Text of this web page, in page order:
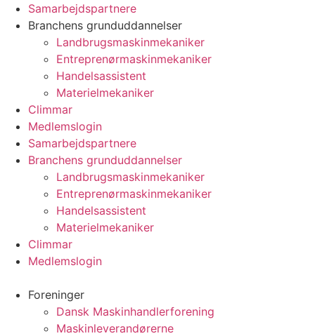
VidereSamarbejdspartnere
Branchens grunduddannelser
Landbrugsmaskinmekaniker
Entreprenørmaskinmekaniker
Handelsassistent
Materielmekaniker
Climmar
Medlemslogin
Samarbejdspartnere
Branchens grunduddannelser
Landbrugsmaskinmekaniker
Entreprenørmaskinmekaniker
Handelsassistent
Materielmekaniker
Climmar
Medlemslogin
Foreninger
Dansk Maskinhandlerforening
Maskinleverandørerne